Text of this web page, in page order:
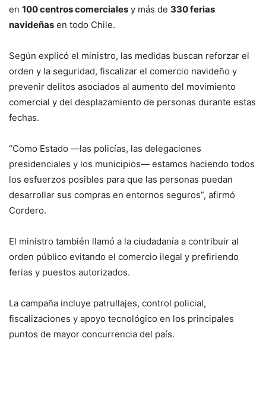
en 100 centros comerciales y más de 330 ferias
navideñas en todo Chile.
Según explicó el ministro, las medidas buscan reforzar el
orden y la seguridad, fiscalizar el comercio navideño y
prevenir delitos asociados al aumento del movimiento
comercial y del desplazamiento de personas durante estas
fechas.
“Como Estado —las policías, las delegaciones
presidenciales y los municipios— estamos haciendo todos
los esfuerzos posibles para que las personas puedan
desarrollar sus compras en entornos seguros”, afirmó
Cordero.
El ministro también llamó a la ciudadanía a contribuir al
orden público evitando el comercio ilegal y prefiriendo
ferias y puestos autorizados.
La campaña incluye patrullajes, control policial,
fiscalizaciones y apoyo tecnológico en los principales
puntos de mayor concurrencia del país.